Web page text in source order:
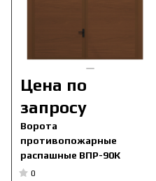
Цена по
запросу
Ворота
противопожарные
распашные ВПР-90К
0